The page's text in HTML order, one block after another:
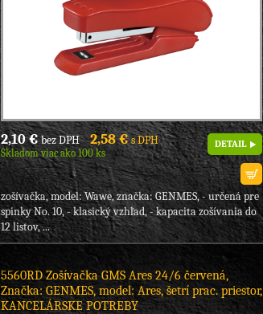
2,10 €bez DPH 2,58 €s DPH
Skladom viac ako 100 ks
DETAIL
zošívačka, model: Wawe, značka: GENMES, - určená pre
spinky No. 10, - klasický vzhľad, - kapacita zošívania do
12 listov, ...
5560RD Zošívačka GMS Ares 24/6 červená,
Značka: GENMES, model: Ares, šetrí prac. priestor,
KANCELÁRSKE POTREBY